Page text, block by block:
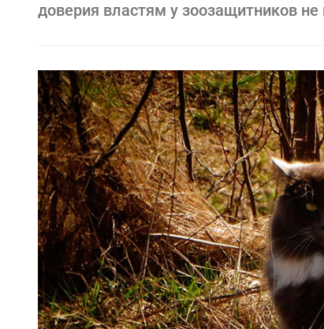
доверия властям у зоозащитников не